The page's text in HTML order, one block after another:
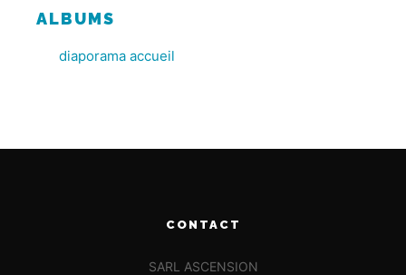
ALBUMS
diaporama accueil
CONTACT
SARL ASCENSION